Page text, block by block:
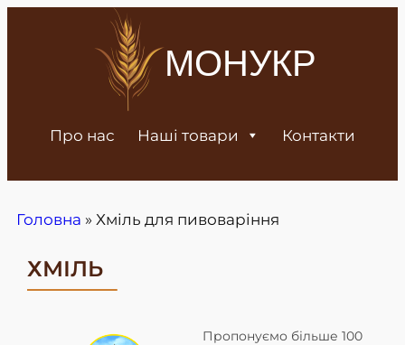
МОНУКР
Про нас Наші товари Контакти
Головна » Хміль для пивоваріння
ХМІЛЬ
Пропонуємо більше 100